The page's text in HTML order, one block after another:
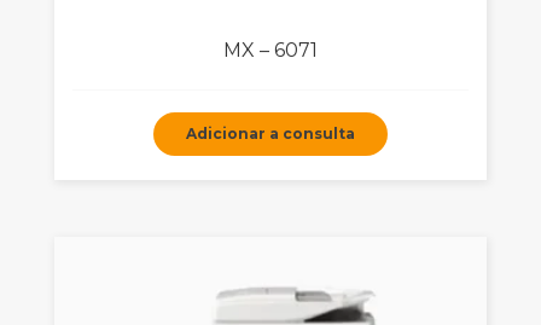
MX – 6071
Adicionar a consulta